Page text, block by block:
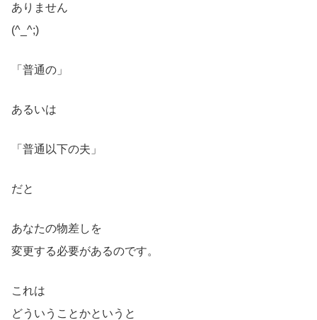
ありません
(^_^;)
「普通の」
あるいは
「普通以下の夫」
だと
あなたの物差しを
変更する必要があるのです。
これは
どういうことかというと